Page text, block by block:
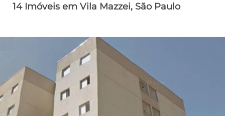
14 Imóveis em Vila Mazzei, São Paulo